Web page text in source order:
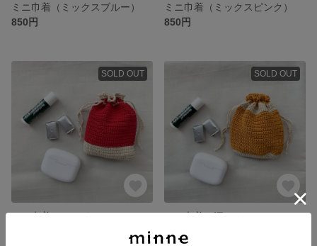
ミニ巾着（ミックスブルー）
850円
ミニ巾着（ミックスピンク）
850円
SOLD OUT
ミニ巾着（レッド）
SOLD OUT
ミニ巾着（深みイエロー）